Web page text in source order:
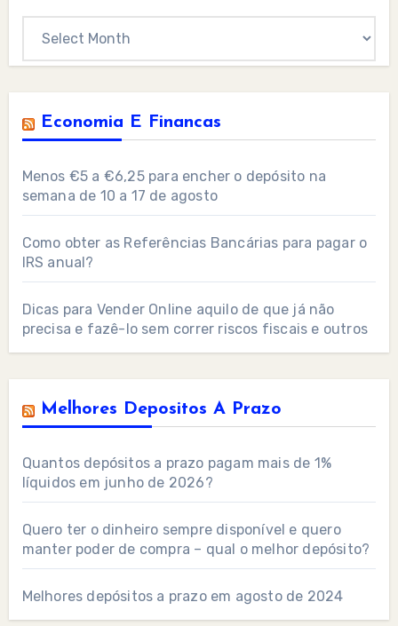
Economia E Financas
Menos €5 a €6,25 para encher o depósito na
semana de 10 a 17 de agosto
Como obter as Referências Bancárias para pagar o
IRS anual?
Dicas para Vender Online aquilo de que já não
precisa e fazê-lo sem correr riscos fiscais e outros
Melhores Depositos A Prazo
Quantos depósitos a prazo pagam mais de 1%
líquidos em junho de 2026?
Quero ter o dinheiro sempre disponível e quero
manter poder de compra – qual o melhor depósito?
Melhores depósitos a prazo em agosto de 2024